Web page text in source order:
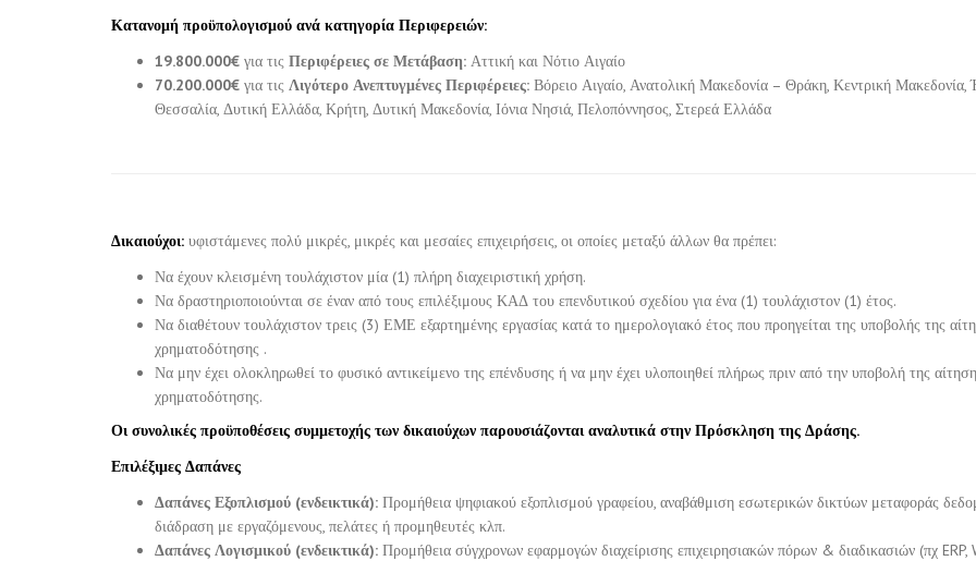
Κατανομή προϋπολογισμού ανά κατηγορία Περιφερειών:
19.800.000€ για τις Περιφέρειες σε Μετάβαση: Αττική και Νότιο Αιγαίο
70.200.000€ για τις Λιγότερο Ανεπτυγμένες Περιφέρειες: Βόρειο Αιγαίο, Ανατολική Μακεδονία – Θράκη, Κεντρική Μακεδονία,
Θεσσαλία, Δυτική Ελλάδα, Κρήτη, Δυτική Μακεδονία, Ιόνια Νησιά, Πελοπόννησος, Στερεά Ελλάδα
Δικαιούχοι: υφιστάμενες πολύ μικρές, μικρές και μεσαίες επιχειρήσεις, οι οποίες μεταξύ άλλων θα πρέπει:
Να έχουν κλεισμένη τουλάχιστον μία (1) πλήρη διαχειριστική χρήση.
Να δραστηριοποιούνται σε έναν από τους επιλέξιμους ΚΑΔ του επενδυτικού σχεδίου για ένα (1) τουλάχιστον (1) έτος.
Να διαθέτουν τουλάχιστον τρεις (3) ΕΜΕ εξαρτημένης εργασίας κατά το ημερολογιακό έτος που προηγείται της υποβολής της
χρηματοδότησης .
Να μην έχει ολοκληρωθεί το φυσικό αντικείμενο της επένδυσης ή να μην έχει υλοποιηθεί πλήρως πριν από την υποβολή της
χρηματοδότησης.
Οι συνολικές προϋποθέσεις συμμετοχής των δικαιούχων παρουσιάζονται αναλυτικά στην Πρόσκληση της Δράσης.
Επιλέξιμες Δαπάνες
Δαπάνες Εξοπλισμού (ενδεικτικά): Προμήθεια ψηφιακού εξοπλισμού γραφείου, αναβάθμιση εσωτερικών δικτύων μεταφοράς
διάδραση με εργαζόμενους, πελάτες ή προμηθευτές κλπ.
Δαπάνες Λογισμικού (ενδεικτικά): Προμήθεια σύγχρονων εφαρμογών διαχείρισης επιχειρησιακών πόρων & διαδικασιών (πχ ERP,